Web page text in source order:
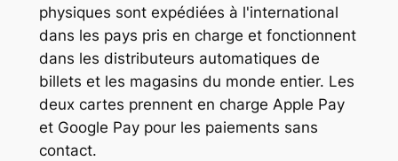
physiques sont expédiées à l'international
dans les pays pris en charge et fonctionnent
dans les distributeurs automatiques de
billets et les magasins du monde entier. Les
deux cartes prennent en charge Apple Pay
et Google Pay pour les paiements sans
contact.